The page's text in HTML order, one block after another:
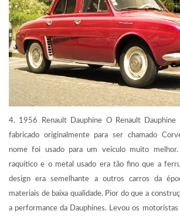
4. 1956 Renault Dauphine O Renault
fabricado originalmente para ser chamado
nome foi usado para um veículo muito
raquítico e o metal usado era tão fino que a
design era semelhante a outros carros da
materiais de baixa qualidade. Pior do que a
a performance da Dauphines. Levou os motoristas